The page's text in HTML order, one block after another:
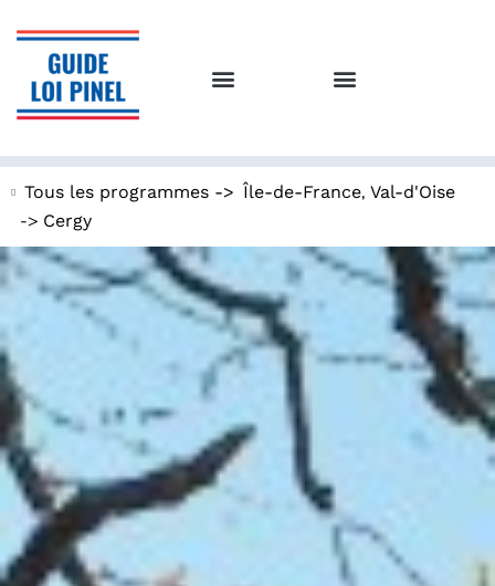
Tous les programmes -> Île-de-France, Val-d'Oise
-> Cergy